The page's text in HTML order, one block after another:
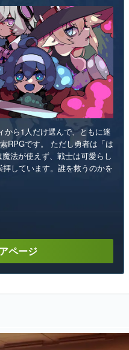
から1人だけ選んで、ともに迷
RPGです。 ただし勇者は「は
法が使えず、戦士は可愛らし
しています。誰を救うのかを
ページ